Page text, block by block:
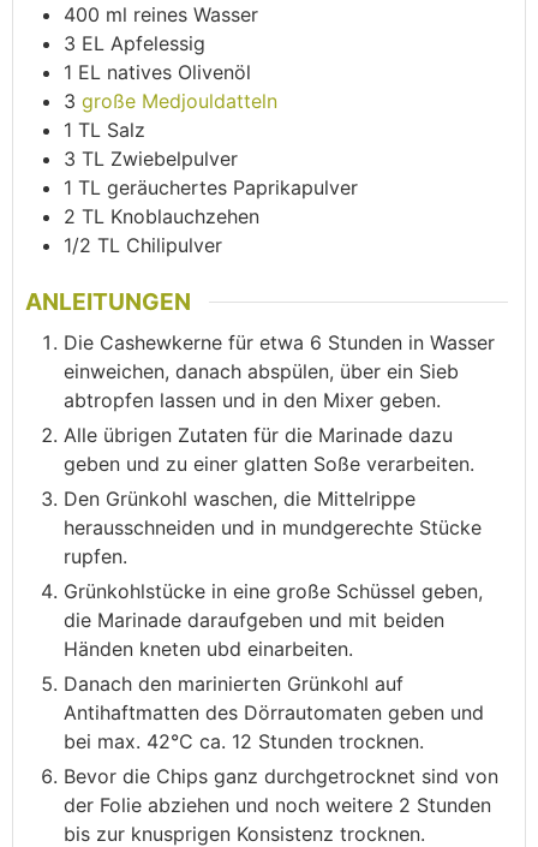
400 ml reines Wasser
3 EL Apfelessig
1 EL natives Olivenöl
3 große Medjouldatteln
1 TL Salz
3 TL Zwiebelpulver
1 TL geräuchertes Paprikapulver
2 TL Knoblauchzehen
1/2 TL Chilipulver
ANLEITUNGEN
Die Cashewkerne für etwa 6 Stunden in Wasser
einweichen, danach abspülen, über ein Sieb
abtropfen lassen und in den Mixer geben.
Alle übrigen Zutaten für die Marinade dazu
geben und zu einer glatten Soße verarbeiten.
Den Grünkohl waschen, die Mittelrippe
herausschneiden und in mundgerechte Stücke
rupfen.
Grünkohlstücke in eine große Schüssel geben,
die Marinade daraufgeben und mit beiden
Händen kneten ubd einarbeiten.
Danach den marinierten Grünkohl auf
Antihaftmatten des Dörrautomaten geben und
bei max. 42°C ca. 12 Stunden trocknen.
Bevor die Chips ganz durchgetrocknet sind von
der Folie abziehen und noch weitere 2 Stunden
bis zur knusprigen Konsistenz trocknen.